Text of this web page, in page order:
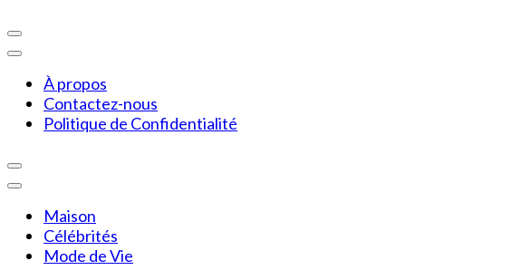
À propos
Contactez-nous
Politique de Confidentialité
Maison
Célébrités
Mode de Vie